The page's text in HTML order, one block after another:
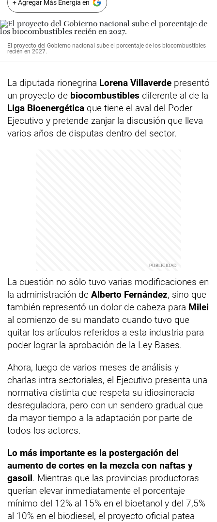
+ Agregar Más Energía en
El proyecto del Gobierno nacional sube el porcentaje de los biocombustibles
recién en 2027.
La diputada rionegrina Lorena Villaverde presentó
un proyecto de biocombustibles diferente al de la
Liga Bioenergética que tiene el aval del Poder
Ejecutivo y pretende zanjar la discusión que lleva
varios años de disputas dentro del sector.
La cuestión no sólo tuvo varias modificaciones en
la administración de Alberto Fernández, sino que
también representó un dolor de cabeza para Milei
al comienzo de su mandato cuando tuvo que
quitar los artículos referidos a esta industria para
poder lograr la aprobación de la Ley Bases.
Ahora, luego de varios meses de análisis y
charlas intra sectoriales, el Ejecutivo presenta una
normativa distinta que respeta su idiosincracia
desreguladora, pero con un sendero gradual que
da mayor tiempo a la adaptación por parte de
todos los actores.
Lo más importante es la postergación del
aumento de cortes en la mezcla con naftas y
gasoil. Mientras que las provincias productoras
querían elevar inmediatamente el porcentaje
mínimo del 12% al 15% en el bioetanol y del 7,5%
al 10% en el biodiesel, el proyecto oficial patea